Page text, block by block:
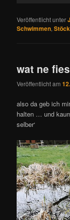
Veröffentlicht unter
Schwimmen,
wat ne
Veröffentlicht am
also da geb ich
halten … und
selber‘
Video-
Player